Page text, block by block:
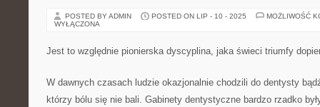
POSTED BY ADMIN POSTED ON LIP - 10 - 2025
MOŻLIWOŚĆ
WYŁĄCZONA
Jest to względnie pionierska dyscyplina, jaka świeci triumfy
W dawnych czasach ludzie okazjonalnie chodzili do dentysty
którzy bólu się nie bali. Gabinety dentystyczne bardzo rzadko